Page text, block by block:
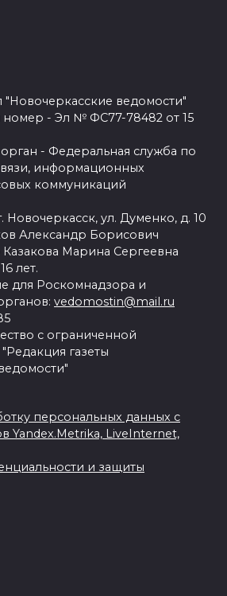
"Новочеркасские ведомости"
- Эл № ФС77-78482 от 15
- Федеральная служба по
информационных
коммуникаций
Новочеркасск, ул. Думенко, д. 10
Александр Борисович
Марина Сергеевна
лет.
для Роскомнадзора и
vedomostin@mail.ru
с ограниченной
газеты
персональных данных с
Yandex.Metrika, LiveInternet,
и защиты